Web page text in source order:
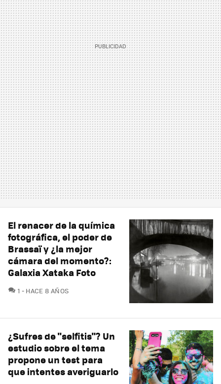
El renacer de la química
fotográfica, el poder de
Brassaï y ¿la mejor
cámara del momento?:
Galaxia Xataka Foto
1 COMENTARIOS
HACE 8 AÑOS
¿Sufres de "selfitis"? Un
estudio sobre el tema
propone un test para
que intentes averiguarlo